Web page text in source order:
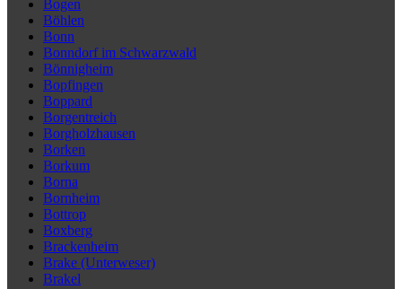
Bogen
Böhlen
Bonn
Bonndorf im Schwarzwald
Bönnigheim
Bopfingen
Boppard
Borgentreich
Borgholzhausen
Borken
Borkum
Borna
Bornheim
Bottrop
Boxberg
Brackenheim
Brake (Unterweser)
Brakel